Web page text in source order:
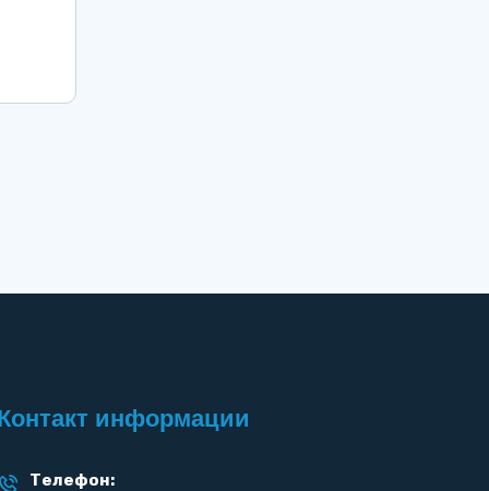
информации
Телефон: